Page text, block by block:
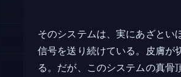
そのシステムは、実にあざとい
信号を送り続けている。皮膚が
る。だが、このシステムの真